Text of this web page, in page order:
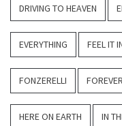
DRIVING TO HEAVEN
EVERYTHING FEEL IT
FONZERELLI
HERE ON EARTH IN